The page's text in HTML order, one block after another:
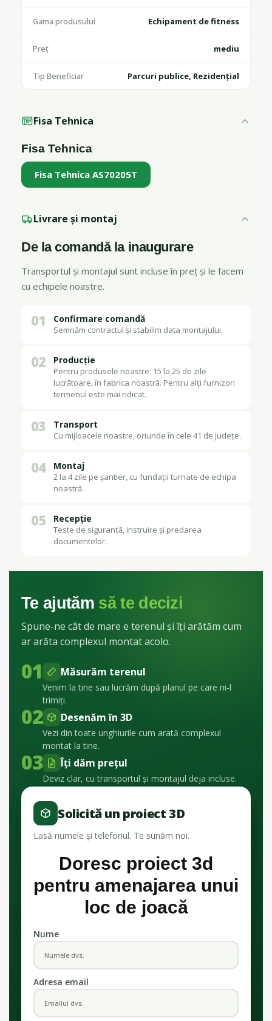
Gama produsului Echipament de fitness
Preț mediu
Tip Beneficiar Parcuri publice, Rezidențial
Fisa Tehnica
Fisa Tehnica
Fisa Tehnica AS70205T
Livrare și montaj
De la comandă la inaugurare
Transportul și montajul sunt incluse în preț și le facem
cu echipele noastre.
01 Confirmare comandă
Semnăm contractul și stabilim data montajului.
02 Producție
Pentru produsele noastre: 15 la 25 de zile
lucrătoare, în fabrica noastră. Pentru alți furnizori
termenul este mai ridicat.
03 Transport
Cu mijloacele noastre, oriunde în cele 41 de județe.
04 Montaj
2 la 4 zile pe șantier, cu fundații turnate de echipa
noastră.
05 Recepție
Teste de siguranță, instruire și predarea
documentelor.
Te ajutăm să te decizi
Spune-ne cât de mare e terenul și îți arătăm cum
ar arăta complexul montat acolo.
01 Măsurăm terenul
Venim la tine sau lucrăm după planul pe care ni-l
trimiți.
02 Desenăm în 3D
Vezi din toate unghiurile cum arată complexul
montat la tine.
03 Îți dăm prețul
Deviz clar, cu transportul și montajul deja incluse.
Solicită un proiect 3D
Lasă numele și telefonul. Te sunăm noi.
Doresc proiect 3d
pentru amenajarea unui
loc de joacă
Nume
Adresa email